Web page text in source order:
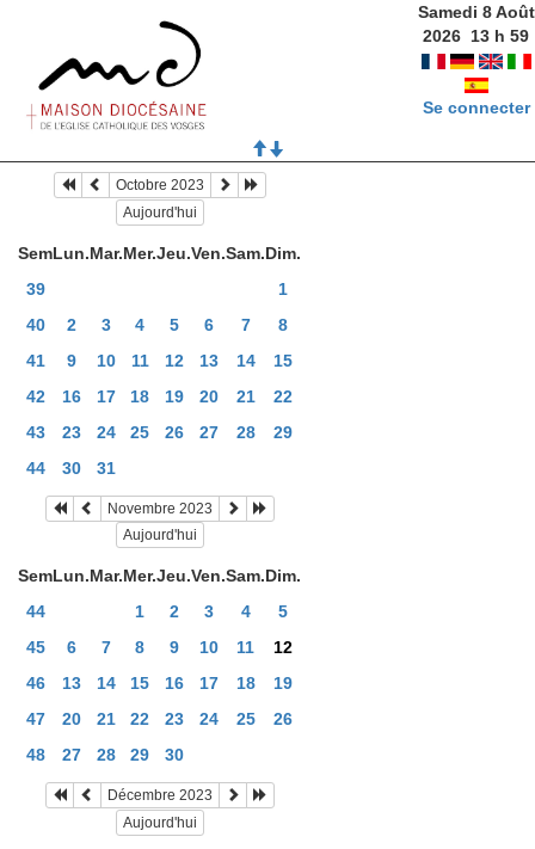
Samedi 8 Août
2026 13 h59
Se connecter
Octobre 2023
Aujourd'hui
SemLun.Mar.Mer.Jeu.Ven.Sam.Dim.
39
1
40
2 3 4 5 6 7
8
41
9 10 11 12 13 14
15
42
16 17 18 19 20 21
22
43
23 24 25 26 27 28
29
44
30 31
Novembre 2023
Aujourd'hui
SemLun.Mar.Mer.Jeu.Ven.Sam.Dim.
44
1 2 3 4
5
45
6 7 8 9 10 11
12
46
13 14 15 16 17 18
19
47
20 21 22 23 24 25
26
48
27 28 29 30
Décembre 2023
Aujourd'hui